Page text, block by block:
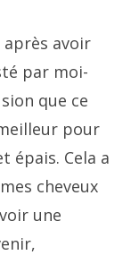
avoir
par moi-
que ce
pour
épais. Cela a
cheveux
une